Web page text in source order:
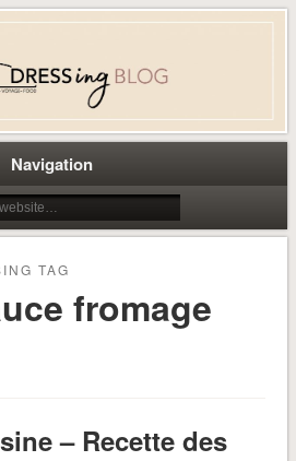
lifestyle beauté
à Caen
Navigation
TAG
fromage
– Recette des